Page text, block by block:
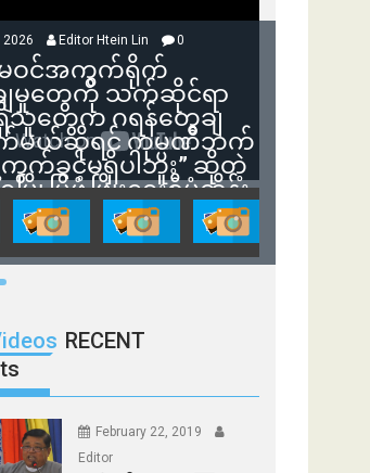
2026 Editor Htein Lin 0
မဝင်အကွက်ရိုက်
ချမှုတွေကို သက်ဆိုင်ရာ
သူတွေက ဂရန်တွေချ
မယ်ဆိုရင် ကုမ္ပဏီဘက်
က်ခွင့်မရှိပါဘူး” ဆိုတဲ့
ြို့ပြဖွံ့ဖြိုးရေးစီမံကိန်း
ာ ဦးဇော်ရဲဝင်းနဲ့ တွေ့ဆုံ
RECENT
February 22, 2019
Editor